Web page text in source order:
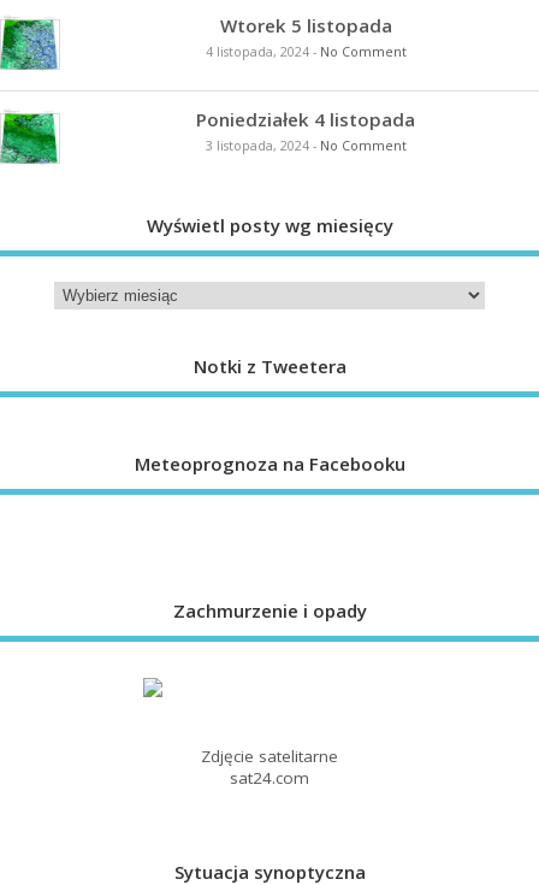
Wtorek 5 listopada
4 listopada, 2024- No Comment
Poniedziałek 4 listopada
3 listopada, 2024- No Comment
Wyświetl posty wg miesięcy
Notki z Tweetera
Meteoprognoza na Facebooku
Zachmurzenie i opady
Zdjęcie satelitarne
sat24.com
Sytuacja synoptyczna